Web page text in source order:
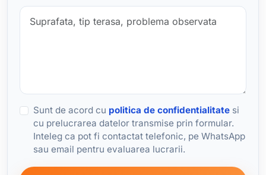
Sunt de acord cu politica de confidentialitatesi
cu prelucrarea datelor transmise prin formular.
Inteleg ca pot fi contactat telefonic, pe WhatsApp
sau email pentru evaluarea lucrarii.